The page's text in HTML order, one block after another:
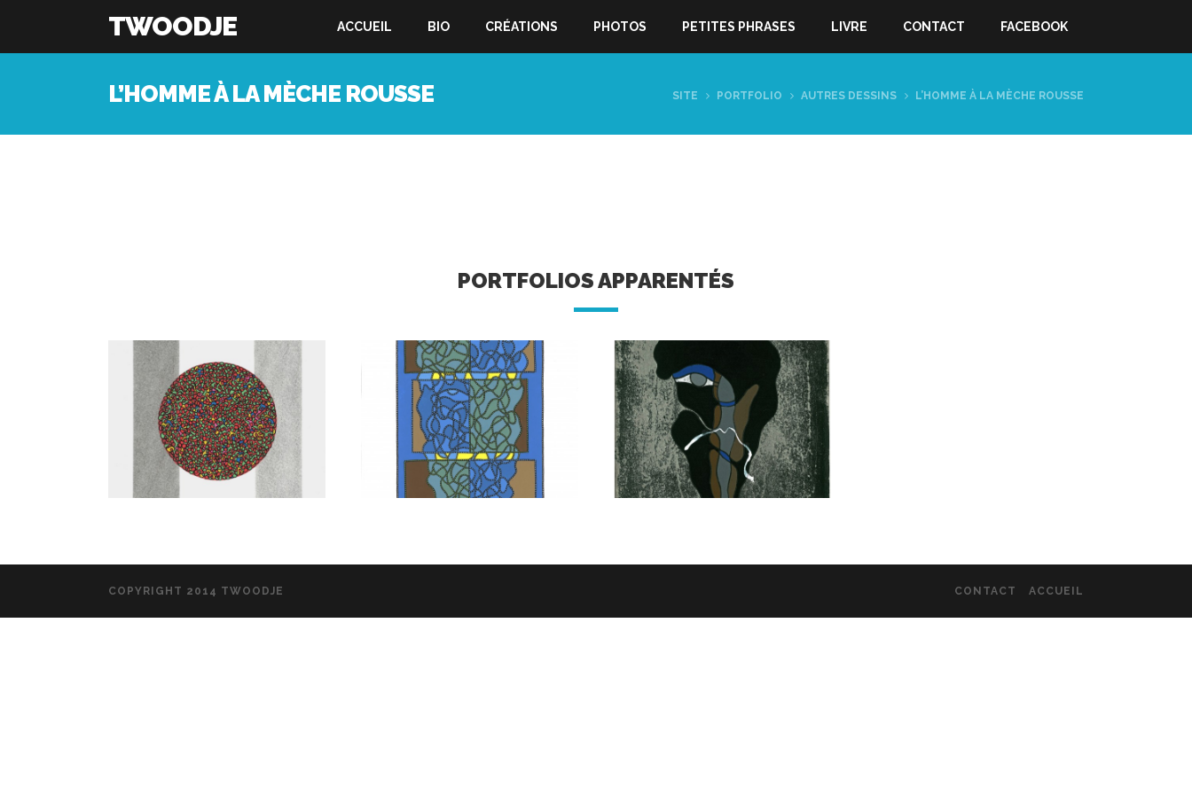
TWOODJE ACCUEIL BIO CRÉATIONS PHOTOS PETITES PHRASES LIVRE CONTACT FACEBOOK
L’HOMME À LA MÈCHE ROUSSE SITE PORTFOLIO AUTRES DESSINS L’HOMME À LA MÈCHE ROUSSE
PORTFOLIOS APPARENTÉS
COPYRIGHT 2014 TWOODJE CONTACT ACCUEIL